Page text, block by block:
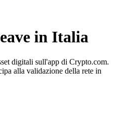
in Italia
digitali sull'app di Crypto.com.
alla validazione della rete in